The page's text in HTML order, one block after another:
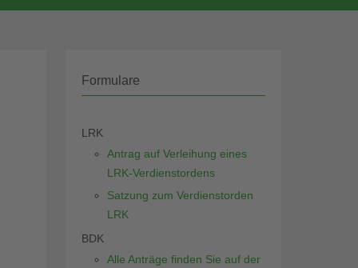
Formulare
LRK
Antrag auf Verleihung eines
LRK-Verdienstordens
Satzung zum Verdienstorden
LRK
BDK
Alle Anträge finden Sie auf der